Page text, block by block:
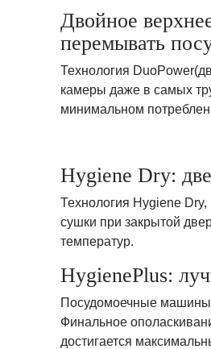
Двойное
перемывать
Технология
камеры даже в самых
минимальном
Hygiene Dry:
Технология Hygiene Dry,
сушки при закрытой
температур.
HygienePlus:
Посудомоечные машины
Финальное
достигается